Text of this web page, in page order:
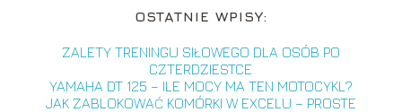
OSTATNIE WPISY:
ZALETY TRENINGU SIŁOWEGO DLA OSÓB PO
CZTERDZIESTCE
YAMAHA DT 125 – ILE MOCY MA TEN MOTOCYKL?
JAK ZABLOKOWAĆ KOMÓRKI W EXCELU – PROSTE